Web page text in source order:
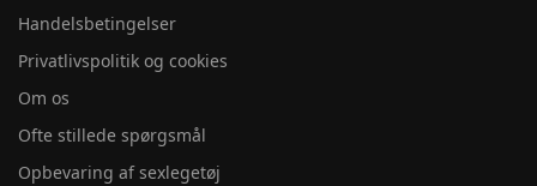
Handelsbetingelser
Privatlivspolitik og cookies
Om os
Ofte stillede spørgsmål
Opbevaring af sexlegetøj